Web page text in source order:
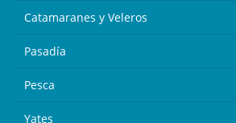
Catamaranes y Veleros
Pasadía
Pesca
Yates